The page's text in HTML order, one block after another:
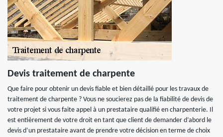
Devis traitement de charpente
Que faire pour obtenir un devis fiable et bien détaillé pour les travaux de
traitement de charpente ? Vous ne soucierez pas de la fiabilité de devis de
votre projet si vous faite appel à un prestataire qualifié en charpenterie. Il
est entièrement de votre droit en tant que client de demander d’abord le
devis d’un prestataire avant de prendre votre décision en terme de choix